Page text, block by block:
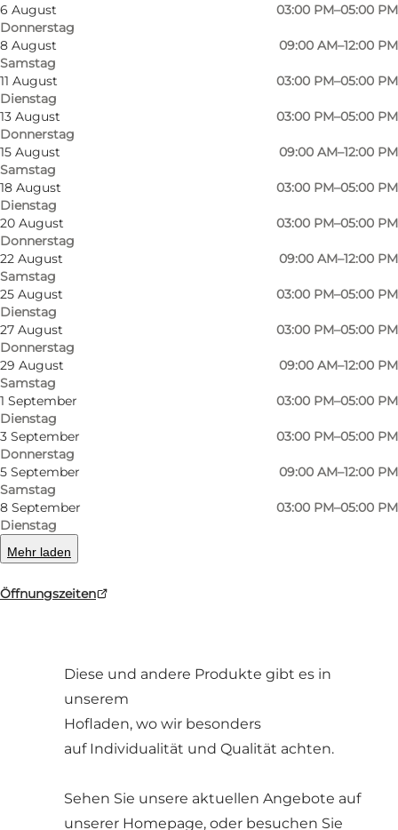
6 August
Donnerstag
03:00 PM–05:00 PM
8 August
Samstag
09:00 AM–12:00 PM
11 August
Dienstag
03:00 PM–05:00 PM
13 August
Donnerstag
03:00 PM–05:00 PM
15 August
Samstag
09:00 AM–12:00 PM
18 August
Dienstag
03:00 PM–05:00 PM
20 August
Donnerstag
03:00 PM–05:00 PM
22 August
Samstag
09:00 AM–12:00 PM
25 August
Dienstag
03:00 PM–05:00 PM
27 August
Donnerstag
03:00 PM–05:00 PM
29 August
Samstag
09:00 AM–12:00 PM
1 September
Dienstag
03:00 PM–05:00 PM
3 September
Donnerstag
03:00 PM–05:00 PM
5 September
Samstag
09:00 AM–12:00 PM
8 September
Dienstag
03:00 PM–05:00 PM
Mehr laden
Öffnungszeiten
Foto:
produzieren und verkaufen Eier aus
südjütländischen Spezialitäten:
Diese und andere Produkte gibt es in
unserem
Hofladen, wo wir besonders
auf Individualität und Qualität achten.
Sehen Sie unsere aktuellen Angebote auf
unserer Homepage, oder besuchen Sie